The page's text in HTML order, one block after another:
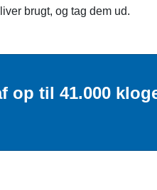
brugt, og tag dem ud.
op til 41.000